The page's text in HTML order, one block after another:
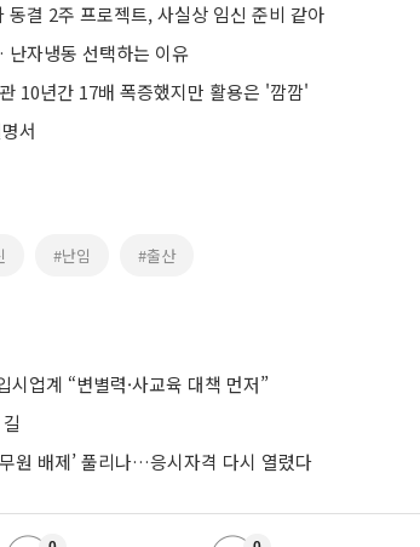
결 2주 프로젝트, 사실상 임신 준비 같아
자냉동 선택하는 이유
10년간 17배 폭증했지만 활용은 '깜깜'
서
#난임 #출산
업계 “변별력·사교육 대책 먼저”
원 배제’ 풀리나…응시자격 다시 열렸다